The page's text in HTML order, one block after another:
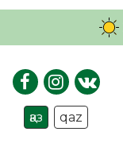
қаз qaz